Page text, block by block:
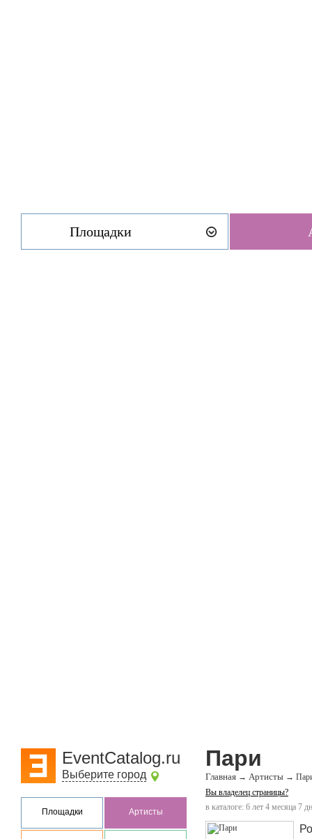
Площадки
EventCatalog.ru
Выберите город
Площадки Артисты
Пари
Главная → Артисты →
Вы владелец страницы?
в каталоге: 6 лет 4 месяца 7